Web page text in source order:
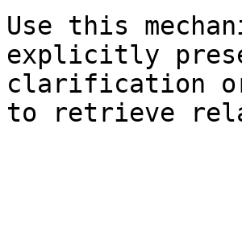
Use this
explicitly
clarification